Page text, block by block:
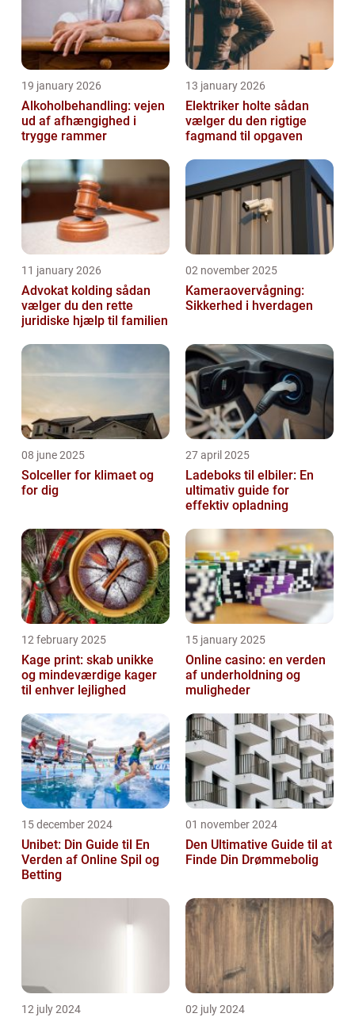
19 january 2026
Alkoholbehandling: vejen
ud af afhængighed i
trygge rammer
13 january 2026
Elektriker holte sådan
vælger du den rigtige
fagmand til opgaven
11 january 2026
Advokat kolding sådan
vælger du den rette
juridiske hjælp til familien
02 november 2025
Kameraovervågning:
Sikkerhed i hverdagen
08 june 2025
Solceller for klimaet og
for dig
27 april 2025
Ladeboks til elbiler: En
ultimativ guide for
effektiv opladning
12 february 2025
Kage print: skab unikke
og mindeværdige kager
til enhver lejlighed
15 january 2025
Online casino: en verden
af underholdning og
muligheder
15 december 2024
Unibet: Din Guide til En
Verden af Online Spil og
Betting
01 november 2024
Den Ultimative Guide til at
Finde Din Drømmebolig
12 july 2024 02 july 2024